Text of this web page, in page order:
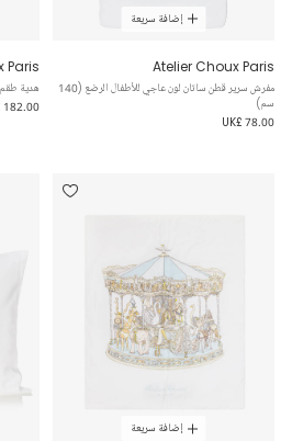
إضافة سريعة
Atelier Choux Paris
مفرش سرير قطن ساتان لون عاجي للأطفال الرضع (140
سم)
UK£ 78.00
Paris
هدية
182.00
إضافة سريعة